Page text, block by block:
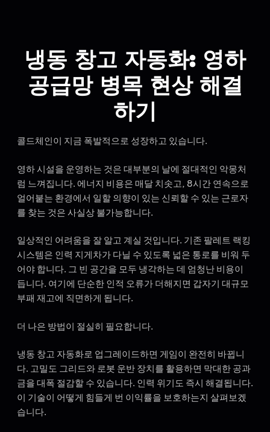
냉동 창고 자동화: 영하
공급망 병목 현상 해결
하기
콜드체인이 지금 폭발적으로 성장하고 있습니다.
영하 시설을 운영하는 것은 대부분의 날에 절대적인 악몽처
럼 느껴집니다. 에너지 비용은 매달 치솟고, 8시간 연속으로
얼어붙는 환경에서 일할 의향이 있는 신뢰할 수 있는 근로자
를 찾는 것은 사실상 불가능합니다.
일상적인 어려움을 잘 알고 계실 것입니다. 기존 팔레트 랙킹
시스템은 인력 지게차가 다닐 수 있도록 넓은 통로를 비워 두
어야 합니다. 그 빈 공간을 모두 냉각하는 데 엄청난 비용이
듭니다. 여기에 단순한 인적 오류가 더해지면 갑자기 대규모
부패 재고에 직면하게 됩니다.
더 나은 방법이 절실히 필요합니다.
냉동 창고 자동화로 업그레이드하면 게임이 완전히 바뀝니
다. 고밀도 그리드와 로봇 운반 장치를 활용하면 막대한 공과
금을 대폭 절감할 수 있습니다. 인력 위기도 즉시 해결됩니다.
이 기술이 어떻게 힘들게 번 이익률을 보호하는지 살펴보겠
습니다.